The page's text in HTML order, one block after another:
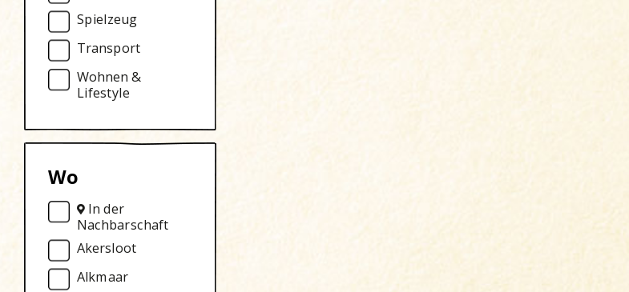
Spielzeug
Transport
Wohnen &
Lifestyle
Wo
In der
Nachbarschaft
Akersloot
Alkmaar